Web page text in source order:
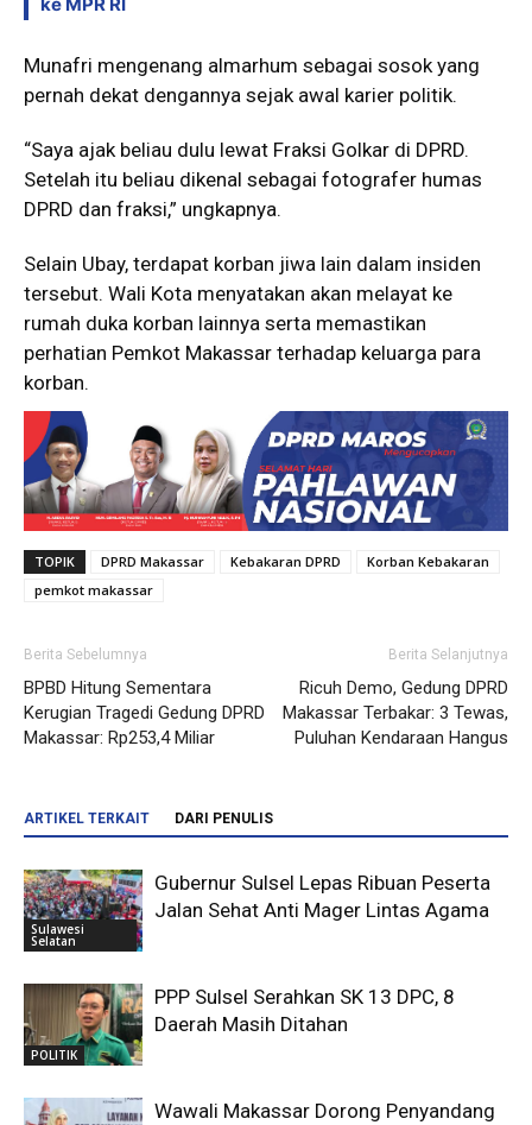
Munafri mengenang almarhum sebagai sosok yang
pernah dekat dengannya sejak awal karier politik.
“Saya ajak beliau dulu lewat Fraksi Golkar di DPRD.
Setelah itu beliau dikenal sebagai fotografer humas
DPRD dan fraksi,” ungkapnya.
Selain Ubay, terdapat korban jiwa lain dalam insiden
tersebut. Wali Kota menyatakan akan melayat ke
rumah duka korban lainnya serta memastikan
perhatian Pemkot Makassar terhadap keluarga para
korban.
TOPIK DPRD Makassar Kebakaran DPRD
Korban Kebakaran
pemkot makassar
Berita Sebelumnya
BPBD Hitung Sementara
Kerugian Tragedi Gedung DPRD
Makassar: Rp253,4 Miliar
Berita Selanjutnya
Ricuh Demo, Gedung DPRD
Makassar Terbakar: 3 Tewas,
Puluhan Kendaraan Hangus
ARTIKEL TERKAIT DARI PENULIS
Sulawesi
Selatan
Gubernur Sulsel Lepas Ribuan Peserta
Jalan Sehat Anti Mager Lintas Agama
POLITIK
PPP Sulsel Serahkan SK 13 DPC, 8
Daerah Masih Ditahan
Wawali Makassar Dorong Penyandang